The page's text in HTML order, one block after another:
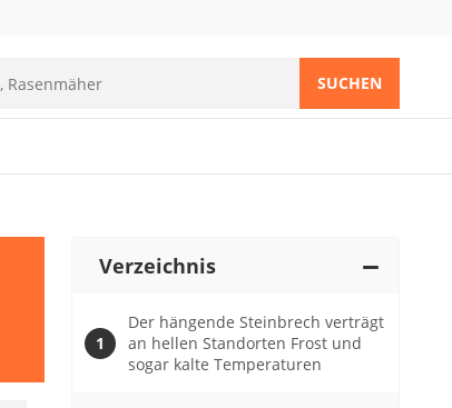
SUCHEN
Verzeichnis
Der hängende Steinbrech verträgt
an hellen Standorten Frost und
sogar kalte Temperaturen